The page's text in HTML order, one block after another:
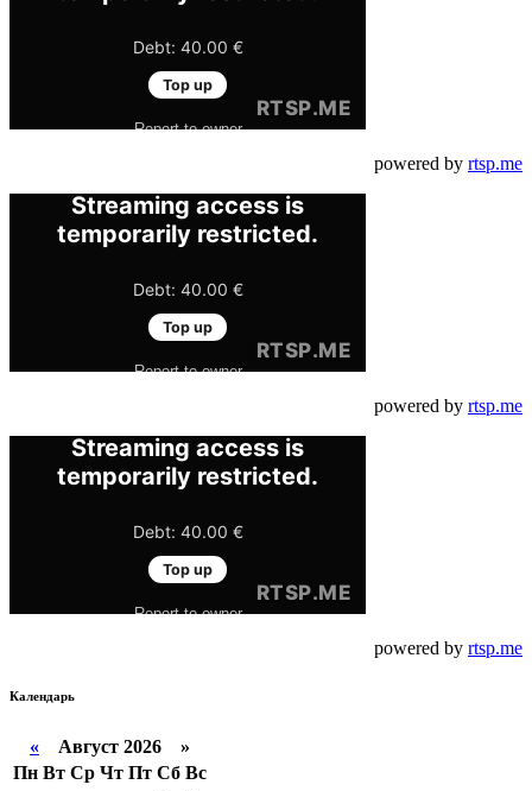
powered by rtsp.me
powered by rtsp.me
powered by rtsp.me
Календарь
« Август 2026 »
Пн Вт Ср Чт Пт Сб Вс